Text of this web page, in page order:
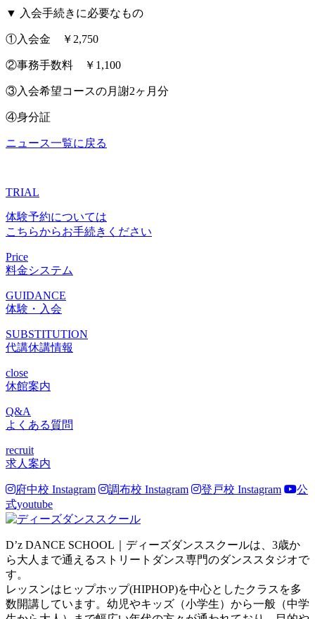
▼ 入会手続きに必要なもの
①入会金 ￥2,750
②事務手数料 ￥1,100
③入会希望コースの月謝2ヶ月分
④身分証
ニュース一覧に戻る
TRIAL
体験予約については
こちらからお手続きください
Price
料金システム
GUIDANCE
体験・入会
SUBSTITUTION
代講休講情報
close
休館案内
Q&A
よくある質問
recruit
求人案内
府中校 Instagram 調布校 Instagram 登戸校 Instagram
公
式youtube
D’z DANCE SCHOOL｜ディーズダンススクールは、3歳か
ら大人まで通えるストリートダンス専門のダンススタジオで
す。
レッスンはヒップホップ(HIPHOP)を中心としたクラスを多
数開講しています。幼児やキッズ（小学生）から一般（中学